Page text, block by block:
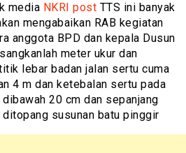
media NKRI post TTS ini banyak
mengabaikan RAB kegiatan
anggota BPD dan kepala Dusun
meter ukur dan
lebar badan jalan sertu cuma
4 m dan ketebalan sertu pada
20 cm dan sepanjang
susunan batu pinggir